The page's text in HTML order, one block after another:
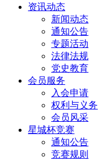
资讯动态
新闻动态
通知公告
专题活动
法律法规
党史教育
会员服务
入会申请
权利与义务
会员风采
星城杯竞赛
通知公告
竞赛规则